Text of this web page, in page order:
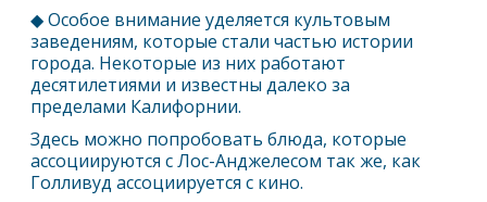
◆ Особое внимание уделяется культовым
заведениям, которые стали частью истории
города. Некоторые из них работают
десятилетиями и известны далеко за
пределами Калифорнии.
Здесь можно попробовать блюда, которые
ассоциируются сЛос-Анджелесом так же, как
Голливуд ассоциируется с кино.